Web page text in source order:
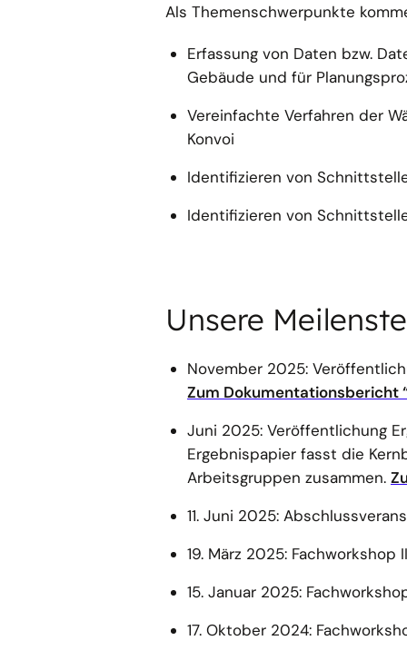
Als Themenschwerpunkte
Erfassung von Daten bzw.
Gebäude und für
Vereinfachte Verfahren der
Konvoi
Identifizieren von
Identifizieren von
Unsere
November 2025:
Zum Dokumentationsbericht
Juni 2025: Veröffentlichung
Ergebnispapier fasst die
Arbeitsgruppen zusammen.
11. Juni 2025:
19. März 2025:
15. Januar 2025:
17. Oktober 2024: